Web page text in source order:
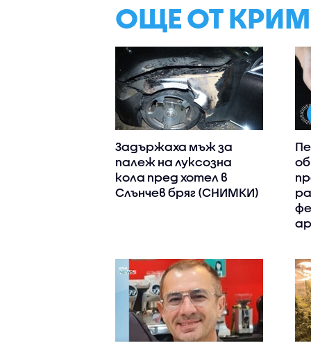
ОЩЕ ОТ
Задържаха мъж за
палеж на луксозна
кола пред хотел в
Слънчев бряг (СНИМКИ)